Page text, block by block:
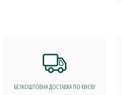
БЕЗКОШТОВНА ДОСТАВКА ПО КИЄВУ